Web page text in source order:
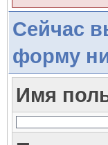
Сейчас
форму
Имя